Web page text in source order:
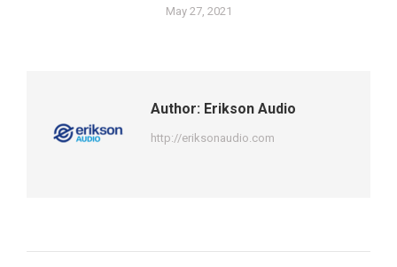
May 27, 2021
Author: Erikson Audio
http://eriksonaudio.com